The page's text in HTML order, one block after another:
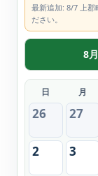
最新追加: 8/7 上郡
ださい。
8月
日 月
26 27
2 3